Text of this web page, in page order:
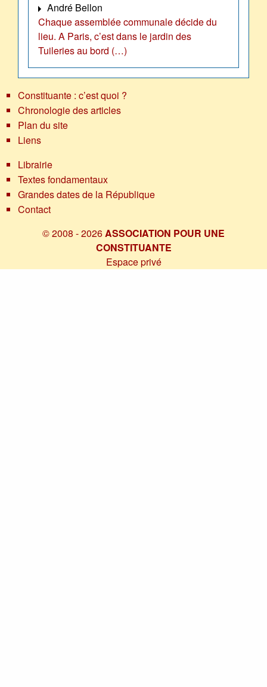
André Bellon
Chaque assemblée communale décide du
lieu. A Paris, c’est dans le jardin des
Tuileries au bord (…)
Constituante : c’est quoi ?
Chronologie des articles
Plan du site
Liens
Librairie
Textes fondamentaux
Grandes dates de la République
Contact
© 2008 - 2026ASSOCIATION POUR UNE
CONSTITUANTE
Espace privé